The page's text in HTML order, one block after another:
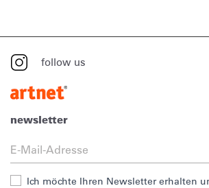
follow us
newsletter
Ich möchte Ihren Newsletter erhalten